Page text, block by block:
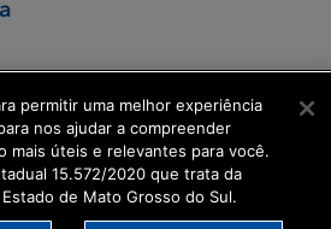
permitir uma melhor experiência
nos ajudar a compreender
mais úteis e relevantes para você.
15.572/2020 que trata da
de Mato Grosso do Sul.